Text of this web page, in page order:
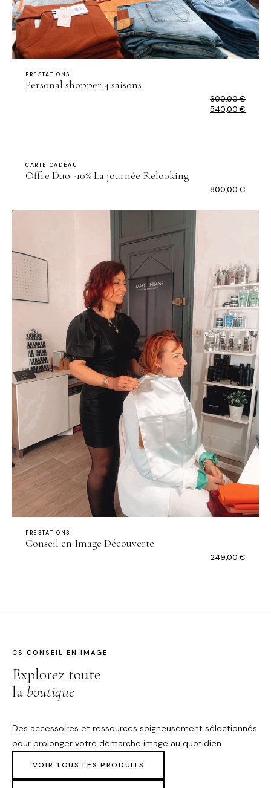
PRESTATIONS
Personal shopper 4 saisons
600,00€
540,00€
CARTE CADEAU
Offre Duo -10% La journée Relooking
800,00€
PRESTATIONS
Conseil en Image Découverte
249,00€
CS CONSEIL EN IMAGE
Explorez toute
la boutique
Des accessoires et ressources soigneusement sélectionnés
pour prolonger votre démarche image au quotidien.
VOIR TOUS LES PRODUITS